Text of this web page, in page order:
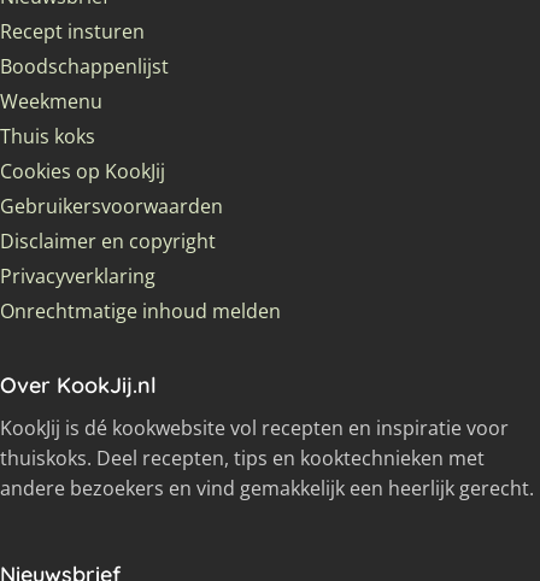
Recept insturen
Boodschappenlijst
Weekmenu
Thuis koks
Cookies op KookJij
Gebruikersvoorwaarden
Disclaimer en copyright
Privacyverklaring
Onrechtmatige inhoud melden
Over KookJij.nl
KookJij is dé kookwebsite vol recepten en inspiratie voor
thuiskoks. Deel recepten, tips en kooktechnieken met
andere bezoekers en vind gemakkelijk een heerlijk gerecht.
Nieuwsbrief